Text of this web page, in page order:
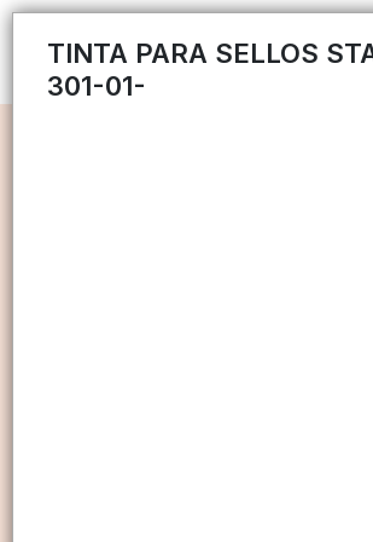
TINTA PARA SELLOS
301-01-